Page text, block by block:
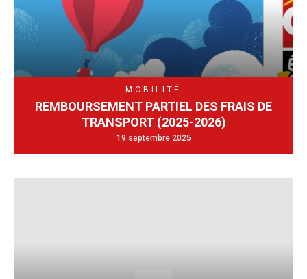
MOBILITÉ
REMBOURSEMENT PARTIEL DES FRAIS DE
TRANSPORT (2025-2026)
19 septembre 2025